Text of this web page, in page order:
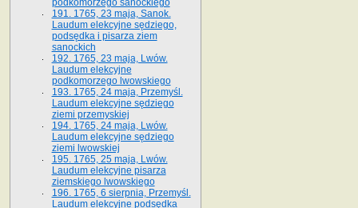
podkomorzego sanockiego
191. 1765, 23 maja, Sanok.
Laudum elekcyjne sędziego,
podsędka i pisarza ziem
sanockich
192. 1765, 23 maja, Lwów.
Laudum elekcyjne
podkomorzego lwowskiego
193. 1765, 24 maja, Przemyśl.
Laudum elekcyjne sędziego
ziemi przemyskiej
194. 1765, 24 maja, Lwów.
Laudum elekcyjne sędziego
ziemi lwowskiej
195. 1765, 25 maja, Lwów.
Laudum elekcyjne pisarza
ziemskiego lwowskiego
196. 1765, 6 sierpnia, Przemyśl.
Laudum elekcyjne podsędka